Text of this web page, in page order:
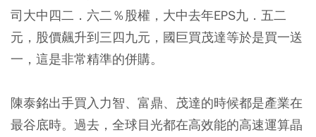
司大中四二．六二％股權，大中去年EPS九．五二
元，股價飆升到三四九元，國巨買茂達等於是買一送
一，這是非常精準的併購。
陳泰銘出手買入力智、富鼎、茂達的時候都是產業在
最谷底時。過去，全球目光都在高效能的高速運算晶